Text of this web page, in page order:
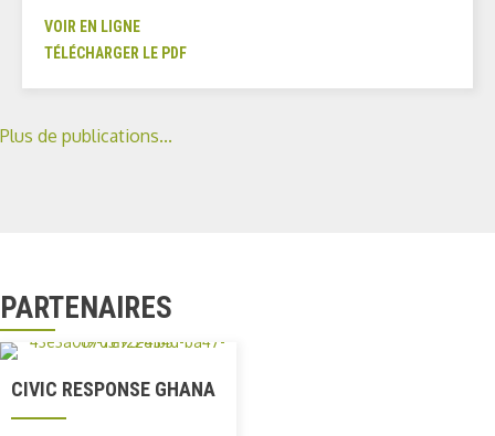
VOIR EN LIGNE
TÉLÉCHARGER LE PDF
Plus de publications...
PARTENAIRES
CIVIC RESPONSE GHANA